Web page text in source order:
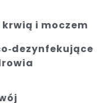
i moczem